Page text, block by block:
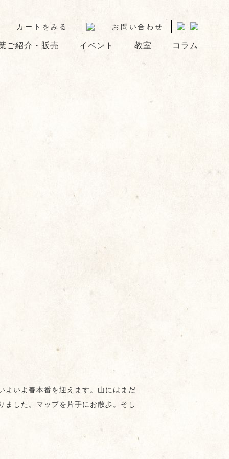
カートをみる お問い合わせ
ご紹介・販売 イベント 教室 コラム
よいよ春本番を迎えます。山にはまだ
ました。マップを片手にお散歩。そし